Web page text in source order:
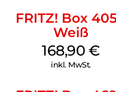
Video on Demand oder
FRITZ!Box 7530 AX
stets sehr sparsam im
FRITZ! Box
Weiß
168,90€
inkl. MwSt.